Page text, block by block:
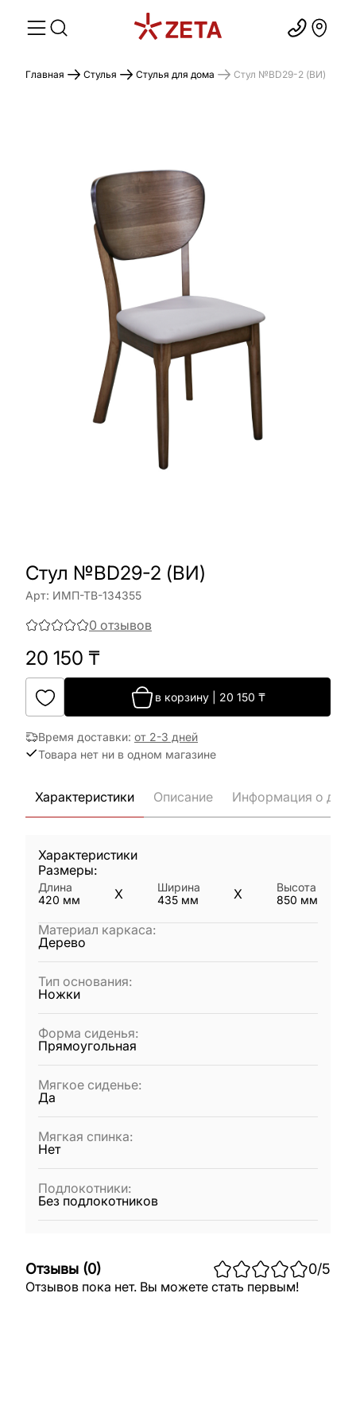
Главная Стулья Стулья для дома Стул №BD29-2 (ВИ)
Стул №BD29-2 (ВИ)
Арт: ИМП-ТВ-134355
0 отзывов
20 150 ₸
в корзину 20 150 ₸
Время доставки: от 2-3 дней
Товара нет ни в одном магазине
Характеристики Описание Информация о
Характеристики
Размеры:
Длина
420 мм X
Ширина
435 мм X
Высота
850 мм
Материал каркаса:
Дерево
Тип основания:
Ножки
Форма сиденья:
Прямоугольная
Мягкое сиденье:
Да
Мягкая спинка:
Нет
Подлокотники:
Без подлокотников
Отзывы (0) 0/5
Отзывов пока нет. Вы можете стать первым!